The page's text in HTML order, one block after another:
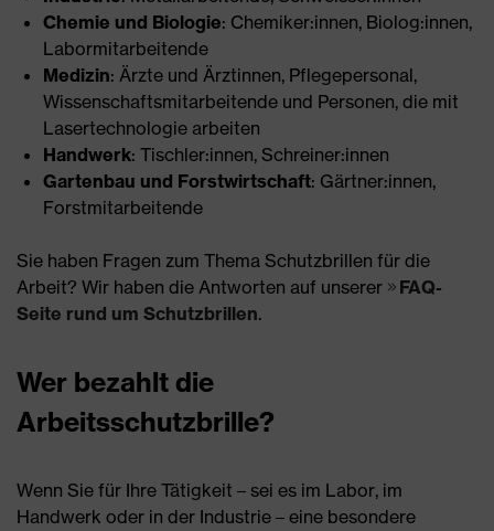
Chemie und Biologie: Chemiker:innen, Biolog:innen,
Labormitarbeitende
Medizin: Ärzte und Ärztinnen, Pflegepersonal,
Wissenschaftsmitarbeitende und Personen, die mit
Lasertechnologie arbeiten
Handwerk: Tischler:innen, Schreiner:innen
Gartenbau und Forstwirtschaft: Gärtner:innen,
Forstmitarbeitende
Sie haben Fragen zum Thema Schutzbrillen für die
Arbeit? Wir haben die Antworten auf unserer
FAQ-
Seite rund um Schutzbrillen.
Wer bezahlt die
Arbeitsschutzbrille?
Wenn Sie für Ihre Tätigkeit – sei es im Labor, im
Handwerk oder in der Industrie – eine besondere